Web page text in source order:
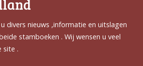
divers nieuws ,informatie en uitslagen
stamboeken . Wij wensen u veel
site .